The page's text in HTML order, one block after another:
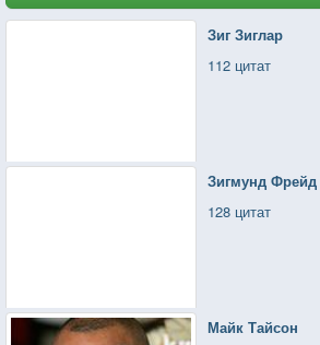
Зиг Зиглар
112 цитат
Зигмунд Фрейд
128 цитат
Майк Тайсон